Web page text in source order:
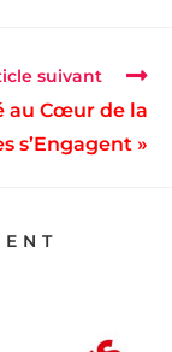
suivant
au Cœur de la
s’Engagent »